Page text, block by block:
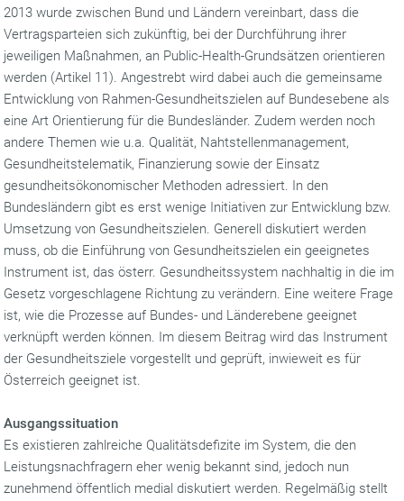
2013 wurde zwischen Bund und Ländern vereinbart, dass die
Vertragsparteien sich zukünftig, bei der Durchführung ihrer
jeweiligen Maßnahmen, an Public-Health-Grundsätzen orientieren
werden (Artikel 11). Angestrebt wird dabei auch die gemeinsame
Entwicklung von Rahmen-Gesundheitszielen auf Bundesebene als
eine Art Orientierung für die Bundesländer. Zudem werden noch
andere Themen wie u.a. Qualität, Nahtstellenmanagement,
Gesundheitstelematik, Finanzierung sowie der Einsatz
gesundheitsökonomischer Methoden adressiert. In den
Bundesländern gibt es erst wenige Initiativen zur Entwicklung bzw.
Umsetzung von Gesundheitszielen. Generell diskutiert werden
muss, ob die Einführung von Gesundheitszielen ein geeignetes
Instrument ist, das österr. Gesundheitssystem nachhaltig in die im
Gesetz vorgeschlagene Richtung zu verändern. Eine weitere Frage
ist, wie die Prozesse auf Bundes- und Länderebene geeignet
verknüpft werden können. Im diesem Beitrag wird das Instrument
der Gesundheitsziele vorgestellt und geprüft, inwieweit es für
Österreich geeignet ist.
Ausgangssituation
Es existieren zahlreiche Qualitätsdefizite im System, die den
Leistungsnachfragern eher wenig bekannt sind, jedoch nun
zunehmend öffentlich medial diskutiert werden. Regelmäßig stellt